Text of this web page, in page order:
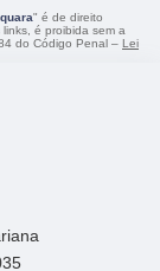
" é de direito
é proibida sem a
do Código Penal – Lei